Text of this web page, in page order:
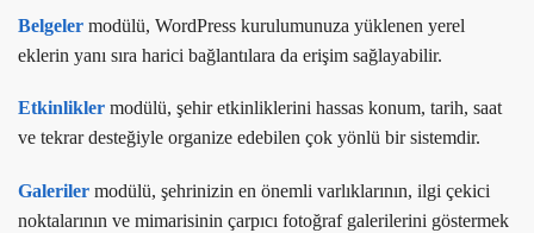
Belgeler modülü, WordPress kurulumunuza yüklenen yerel
eklerin yanı sıra harici bağlantılara da erişim sağlayabilir.
Etkinlikler modülü, şehir etkinliklerini hassas konum, tarih, saat
ve tekrar desteğiyle organize edebilen çok yönlü bir sistemdir.
Galeriler modülü, şehrinizin en önemli varlıklarının, ilgi çekici
noktalarının ve mimarisinin çarpıcı fotoğraf galerilerini göstermek